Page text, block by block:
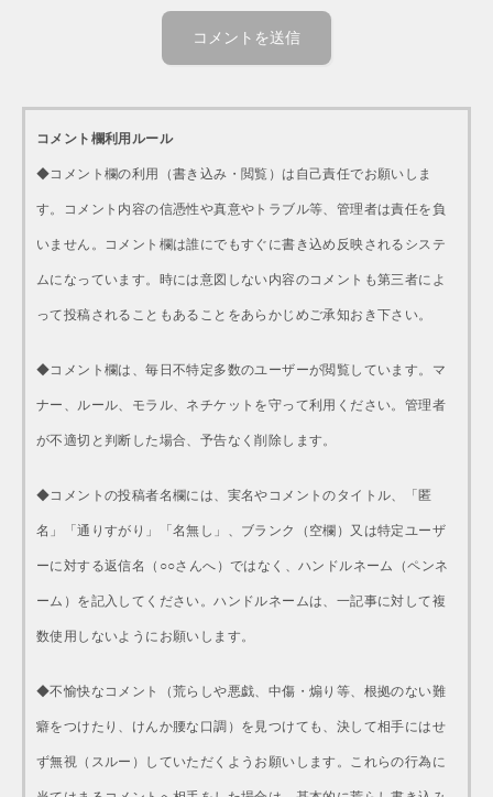
コメント欄利用ルール
◆コメント欄の利用（書き込み・閲覧）は自己責任でお願いしま
す。コメント内容の信憑性や真意やトラブル等、管理者は責任を負
いません。コメント欄は誰にでもすぐに書き込め反映されるシステ
ムになっています。時には意図しない内容のコメントも第三者によ
って投稿されることもあることをあらかじめご承知おき下さい。
◆コメント欄は、毎日不特定多数のユーザーが閲覧しています。マ
ナー、ルール、モラル、ネチケットを守って利用ください。管理者
が不適切と判断した場合、予告なく削除します。
◆コメントの投稿者名欄には、実名やコメントのタイトル、「匿
名」「通りすがり」「名無し」、ブランク（空欄）又は特定ユーザ
ーに対する返信名（○○さんへ）ではなく、ハンドルネーム（ペンネ
ーム）を記入してください。ハンドルネームは、一記事に対して複
数使用しないようにお願いします。
◆不愉快なコメント（荒らしや悪戯、中傷・煽り等、根拠のない難
癖をつけたり、けんか腰な口調）を見つけても、決して相手にはせ
ず無視（スルー）していただくようお願いします。これらの行為に